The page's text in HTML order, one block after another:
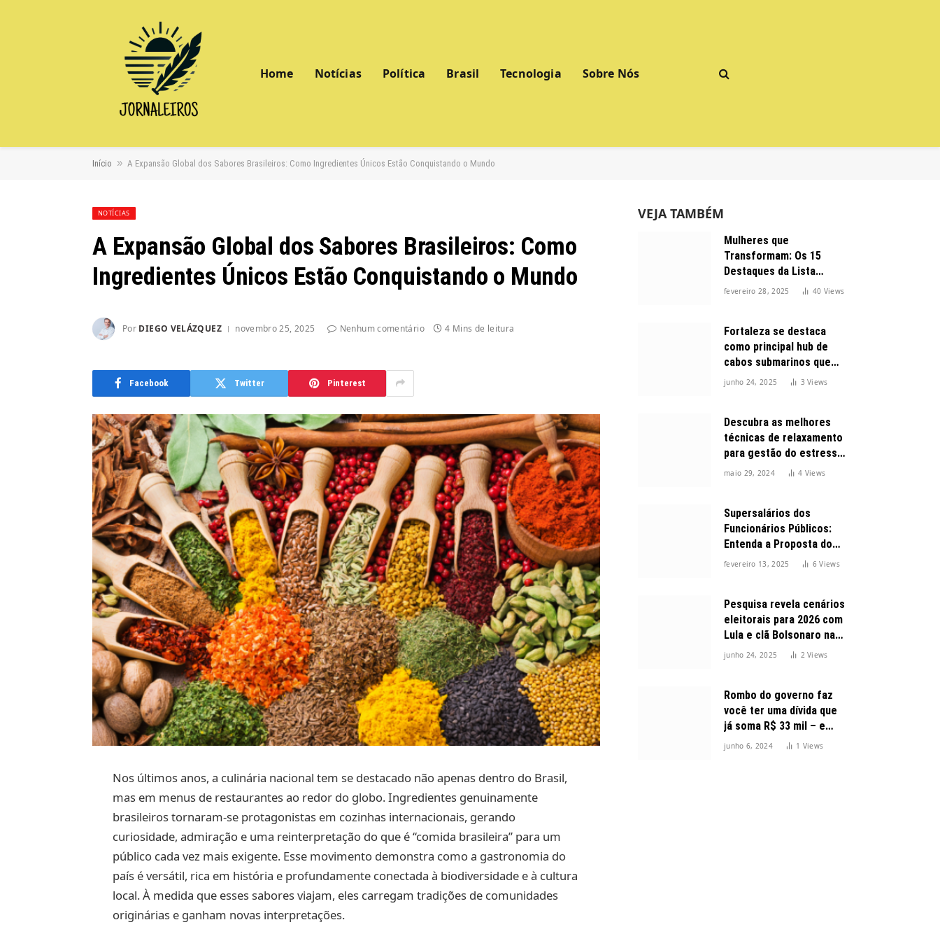
Home Notícias Política Brasil Tecnologia Sobre Nós
Início » A Expansão Global dos Sabores Brasileiros: Como Ingredientes Únicos Estão Conquistando o Mundo
NOTÍCIAS
A Expansão Global dos Sabores Brasileiros: Como
Ingredientes Únicos Estão Conquistando o Mundo
Por DIEGO VELÁZQUEZ novembro 25, 2025 Nenhum comentário 4 Mins de leitura
Facebook Twitter Pinterest
Nos últimos anos, a culinária nacional tem se destacado não apenas dentro do Brasil,
mas em menus de restaurantes ao redor do globo. Ingredientes genuinamente
brasileiros tornaram-se protagonistas em cozinhas internacionais, gerando
curiosidade, admiração e uma reinterpretação do que é “comida brasileira” para um
público cada vez mais exigente. Esse movimento demonstra como a gastronomia do
país é versátil, rica em história e profundamente conectada à biodiversidade e à cultura
local. À medida que esses sabores viajam, eles carregam tradições de comunidades
originárias e ganham novas interpretações.
VEJA TAMBÉM
Mulheres que
Transformam: Os 15
Destaques da Lista
Forbes 2025 no Brasil
fevereiro 28, 2025 40 Views
Fortaleza se destaca
como principal hub de
cabos submarinos que
conectam o Brasil ao
junho 24, 2025 3Views
Descubra as melhores
técnicas de relaxamento
para gestão do estresse
durante o dia
maio 29, 2024 4 Views
Supersalários dos
Funcionários Públicos:
Entenda a Proposta do
Governo para Limitar
fevereiro 13, 2025 6Views
Pesquisa revela cenários
eleitorais para 2026 com
Lula e clã Bolsonaro na
disputa presidencial
junho 24, 2025 2Views
Rombo do governo faz
você ter uma dívida que
já soma R$ 33 mil – e
cresceu 300%
junho 6, 2024 1 Views